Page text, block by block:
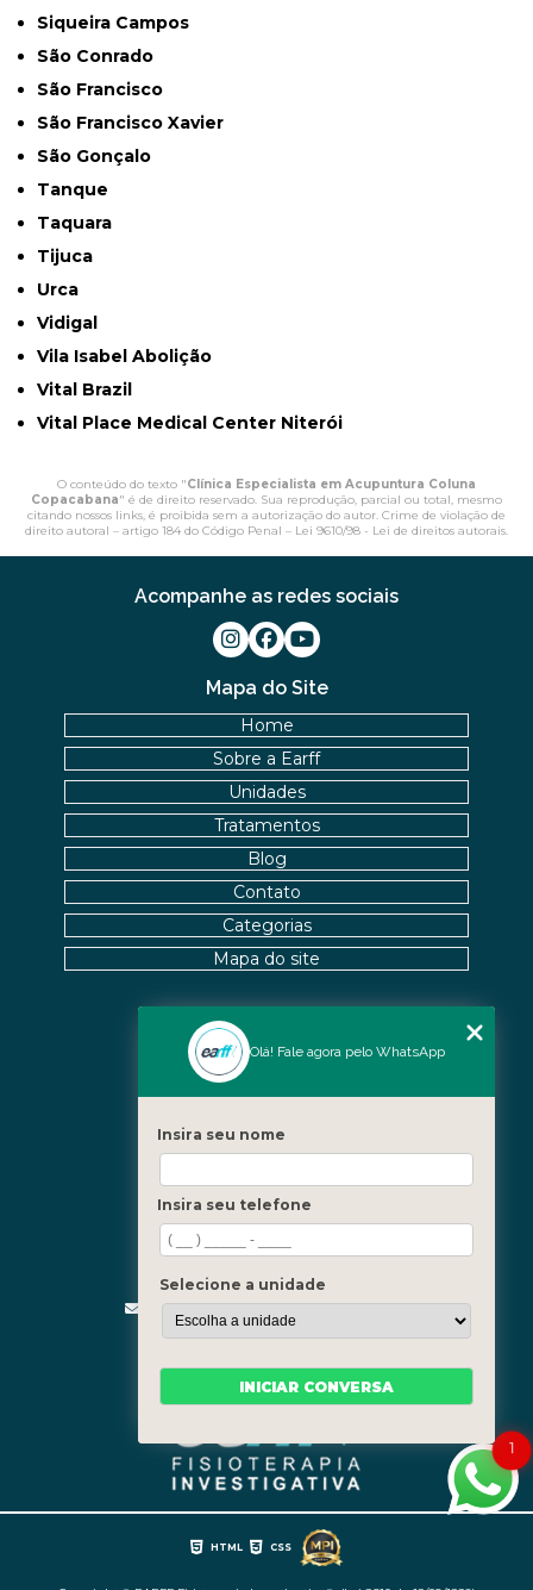
Siqueira Campos
São Conrado
São Francisco
São Francisco Xavier
São Gonçalo
Tanque
Taquara
Tijuca
Urca
Vidigal
Vila Isabel Abolição
Vital Brazil
Vital Place Medical Center Niterói
O conteúdo do texto "Clínica Especialista em Acupuntura Coluna
Copacabana" é de direito reservado. Sua reprodução, parcial ou total, mesmo
citando nossos links, é proibida sem a autorização do autor. Crime de violação de
direito autoral – artigo 184 do Código Penal – Lei 9610/98 - Lei de direitos autorais.
Fale Conosco
(21) 3619-5657
(21) 99390-3850
contato@fisioterapiainvestigativa.com
Segunda a sexta, das 7h às 21h
Nossas Unidades
Barra - Rio de Janeiro
Mapa do Site
Home
Sobre a Earff
Unidades
Tratamentos
Blog
Contato
Categorias
Mapa do site
Acompanhe as redes sociais
HTML CSS
1
Olá! Fale agora pelo WhatsApp
Insira seu nome
Insira seu telefone
Selecione a unidade
INICIAR CONVERSA